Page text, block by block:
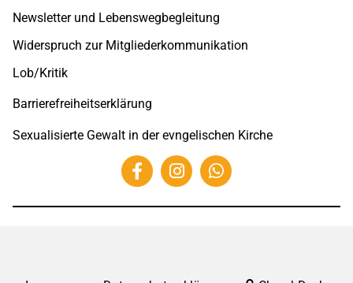
Newsletter und Lebenswegbegleitung
Widerspruch zur Mitgliederkommunikation
Lob/Kritik
Barrierefreiheitserklärung
Sexualisierte Gewalt in der evngelischen Kirche